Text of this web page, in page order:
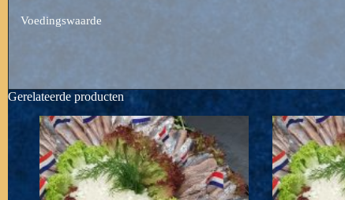
Voedingswaarde
Gerelateerde producten